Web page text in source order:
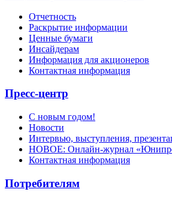
Отчетность
Раскрытие информации
Ценные бумаги
Инсайдерам
Информация для акционеров
Контактная информация
Пресс-центр
С новым годом!
Новости
Интервью, выступления,
НОВОЕ: Онлайн-журнал
Контактная информация
Потребителям